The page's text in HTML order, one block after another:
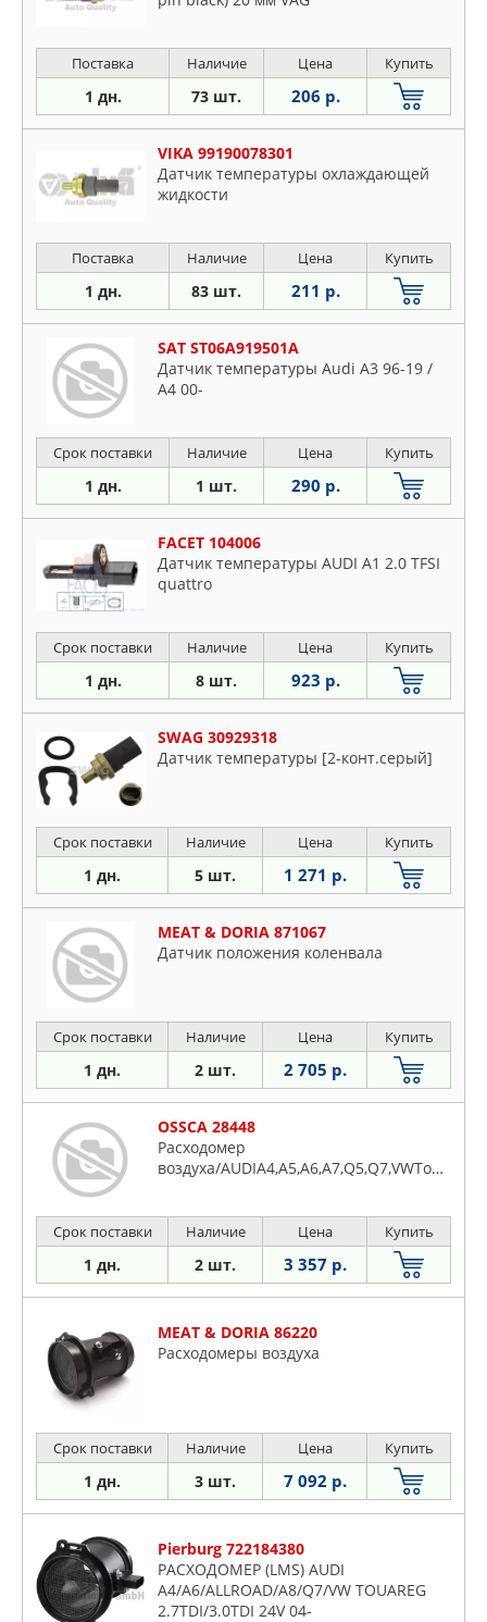
Поставка Наличие Цена Купить
1 дн. 73 шт. 206 р.
VIKA 99190078301
Датчик температуры охлаждающей
жидкости
Поставка Наличие Цена Купить
1 дн. 83 шт. 211 р.
SAT ST06A919501A
Датчик температуры Audi A3 96-19 /
A4 00-
Срок поставки Наличие Цена Купить
1 дн. 1 шт. 290 р.
FACET 104006
Датчик температуры AUDI A1 2.0 TFSI
quattro
Срок поставки Наличие Цена Купить
1 дн. 8 шт. 923 р.
SWAG 30929318
Датчик температуры [2-конт.серый]
Срок поставки Наличие Цена Купить
1 дн. 5 шт. 1 271 р.
MEAT & DORIA 871067
Датчик положения коленвала
Срок поставки Наличие Цена Купить
1 дн. 2 шт. 2 705 р.
OSSCA 28448
Расходомер
воздуха/AUDIA4,A5,A6,A7,Q5,Q7,VWTouareg2.7/3.0TDI07~
Срок поставки Наличие Цена Купить
1 дн. 2 шт. 3 357 р.
MEAT & DORIA 86220
Расходомеры воздуха
Срок поставки Наличие Цена Купить
1 дн. 3 шт. 7 092 р.
Pierburg 722184380
РАСХОДОМЕР (LMS) AUDI
A4/A6/ALLROAD/A8/Q7/VW TOUAREG
2.7TDI/3.0TDI 24V 04-